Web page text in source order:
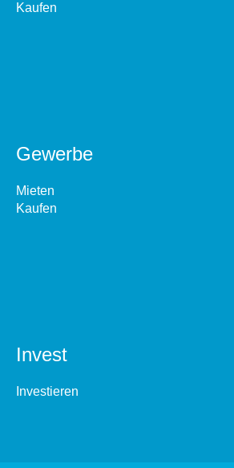
Kaufen
Gewerbe
Mieten
Kaufen
Invest
Investieren